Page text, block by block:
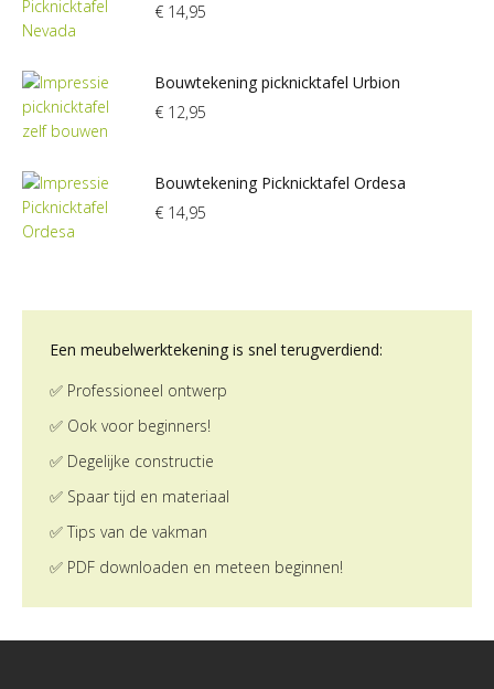
€ 14,95
Bouwtekening picknicktafel Urbion
€ 12,95
Bouwtekening Picknicktafel Ordesa
€ 14,95
Een meubelwerktekening is snel terugverdiend:
✅ Professioneel ontwerp
✅ Ook voor beginners!
✅ Degelijke constructie
✅ Spaar tijd en materiaal
✅ Tips van de vakman
✅ PDF downloaden en meteen beginnen!